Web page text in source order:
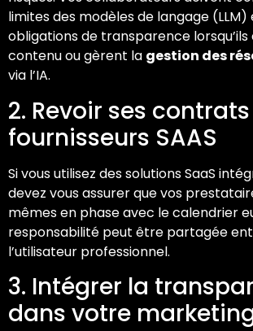
limites des modèles de langage (LLM)
obligations de transparence
contenu ou gèrent la gestion des
via l’IA.
2. Revoir ses contrats
fournisseurs SAAS
Si vous utilisez des solutions SaaS
devez vous assurer que vos
mêmes en phase avec le calendrier
responsabilité peut être partagée
l’utilisateur professionnel.
3. Intégrer la
dans votre